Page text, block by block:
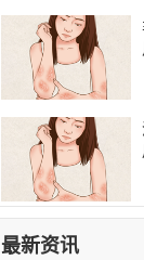
最新资讯